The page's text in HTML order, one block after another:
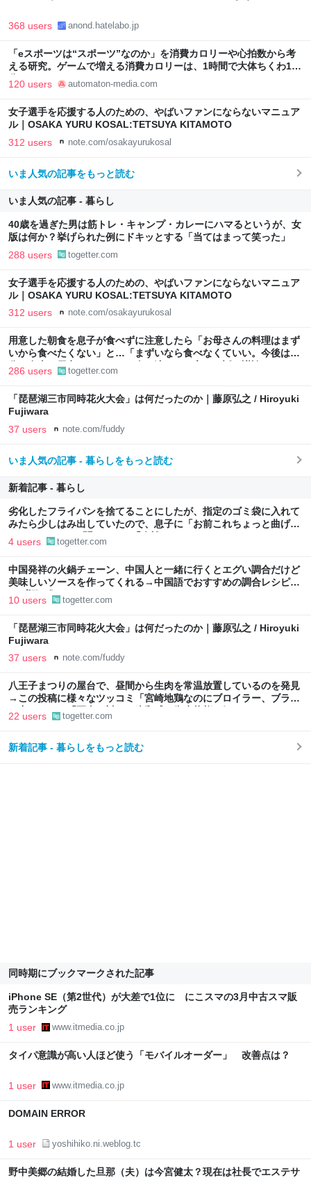
368 users anond.hatelabo.jp
「eスポーツは“スポーツ”なのか」を消費カロリーや心拍数から考
える研究。ゲームで増える消費カロリーは、1時間で大体ちくわ1本
分 - AUTOMATON
120 users automaton-media.com
女子選手を応援する人のための、やばいファンにならないマニュア
ル｜OSAKA YURU KOSAL:TETSUYA KITAMOTO
312 users note.com/osakayurukosal
いま人気の記事をもっと読む
いま人気の記事 - 暮らし
40歳を過ぎた男は筋トレ・キャンプ・カレーにハマるというが、女
版は何か？挙げられた例にドキッとする「当てはまって笑った」
288 users togetter.com
女子選手を応援する人のための、やばいファンにならないマニュア
ル｜OSAKA YURU KOSAL:TETSUYA KITAMOTO
312 users note.com/osakayurukosal
用意した朝食を息子が食べずに注意したら「お母さんの料理はまず
いから食べたくない」と…「まずいなら食べなくていい。今後は自
分で食事を用意しなさい。お金は渡す」と言った話が議論に
286 users togetter.com
「琵琶湖三市同時花火大会」は何だったのか｜藤原弘之 / Hiroyuki
Fujiwara
37 users note.com/fuddy
いま人気の記事 - 暮らしをもっと読む
新着記事 - 暮らし
劣化したフライパンを捨てることにしたが、指定のゴミ袋に入れて
みたら少しはみ出していたので、息子に「お前これちょっと曲げら
れたりする?」と聞いたら、「余裕っしょ」
4 users togetter.com
中国発祥の火鍋チェーン、中国人と一緒に行くとエグい調合だけど
美味しいソースを作ってくれる→中国語でおすすめの調合レシピが
リプ欄に集まる
10 users togetter.com
「琵琶湖三市同時花火大会」は何だったのか｜藤原弘之 / Hiroyuki
Fujiwara
37 users note.com/fuddy
八王子まつりの屋台で、昼間から生肉を常温放置しているのを発見
→この投稿に様々なツッコミ「宮崎地鶏なのにブロイラー、ブラジ
ル産では？」「写真に対して違和感」衛生状態も気になる
22 users togetter.com
新着記事 - 暮らしをもっと読む
同時期にブックマークされた記事
iPhone SE（第2世代）が大差で1位に にこスマの3月中古スマ販
売ランキング
1 user www.itmedia.co.jp
タイパ意識が高い人ほど使う「モバイルオーダー」 改善点は？
1 user www.itmedia.co.jp
DOMAIN ERROR
1 user yoshihiko.ni.weblog.tc
野中美郷の結婚した旦那（夫）は今宮健太？現在は社長でエステサ